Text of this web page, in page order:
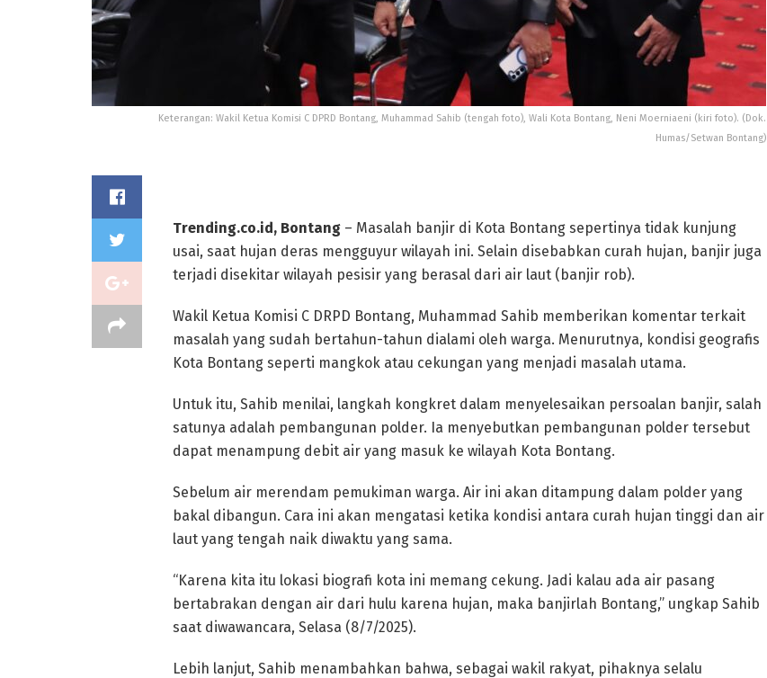
Keterangan: Wakil Ketua Komisi C DPRD Bontang, Muhammad Sahib (tengah foto), Wali Kota Bontang, Neni Moerniaeni (kiri foto). (Dok.
Humas/Setwan Bontang)
Trending.co.id, Bontang – Masalah banjir di Kota Bontang sepertinya tidak kunjung
usai, saat hujan deras mengguyur wilayah ini. Selain disebabkan curah hujan, banjir juga
terjadi disekitar wilayah pesisir yang berasal dari air laut (banjir rob).
Wakil Ketua Komisi C DRPD Bontang, Muhammad Sahib memberikan komentar terkait
masalah yang sudah bertahun-tahun dialami oleh warga. Menurutnya, kondisi geografis
Kota Bontang seperti mangkok atau cekungan yang menjadi masalah utama.
Untuk itu, Sahib menilai, langkah kongkret dalam menyelesaikan persoalan banjir, salah
satunya adalah pembangunan polder. Ia menyebutkan pembangunan polder tersebut
dapat menampung debit air yang masuk ke wilayah Kota Bontang.
Sebelum air merendam pemukiman warga. Air ini akan ditampung dalam polder yang
bakal dibangun. Cara ini akan mengatasi ketika kondisi antara curah hujan tinggi dan air
laut yang tengah naik diwaktu yang sama.
“Karena kita itu lokasi biografi kota ini memang cekung. Jadi kalau ada air pasang
bertabrakan dengan air dari hulu karena hujan, maka banjirlah Bontang,” ungkap Sahib
saat diwawancara, Selasa (8/7/2025).
Lebih lanjut, Sahib menambahkan bahwa, sebagai wakil rakyat, pihaknya selalu